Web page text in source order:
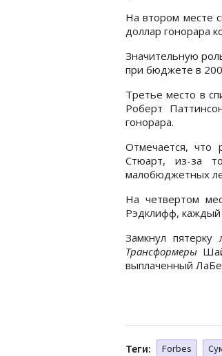
На втором месте
доллар гонорара
Значительную
при бюджете в
Третье место в
Роберт
гонорара.
Отмечается, что
Стюарт, из-за
малобюджетных
На четвертом
Рэдклифф, каждый
Замкнул
Трансформеры
выплаченный
Теги: Forbes